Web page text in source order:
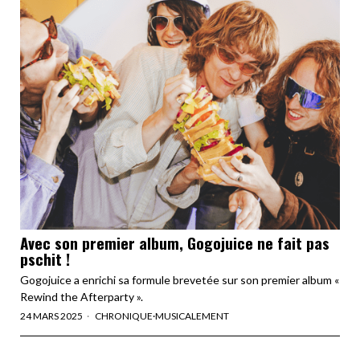
Avec son premier album, Gogojuice ne fait pas
pschit !
Gogojuice a enrichi sa formule brevetée sur son premier album «
Rewind the Afterparty ».
24 MARS 2025 CHRONIQUE·MUSICALEMENT